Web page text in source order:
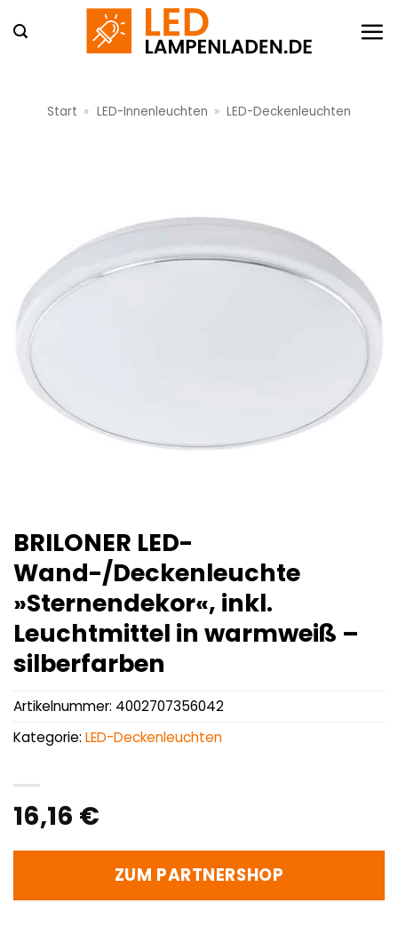
Inhalt
Start » LED-Innenleuchten » LED-Deckenleuchten
BRILONER LED-
Wand-/Deckenleuchte
»Sternendekor«, inkl.
Leuchtmittel in warmweiß –
silberfarben
16,16 €
ZUM PARTNERSHOP
Artikelnummer: 4002707356042
Kategorie: LED-Deckenleuchten